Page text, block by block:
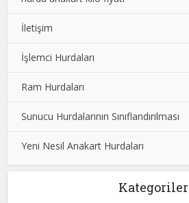
İletişim
İşlemci Hurdaları
Ram Hurdaları
Sunucu Hurdalarının Sınıflandırılması
Yeni Nesil Anakart Hurdaları
Kategoriler